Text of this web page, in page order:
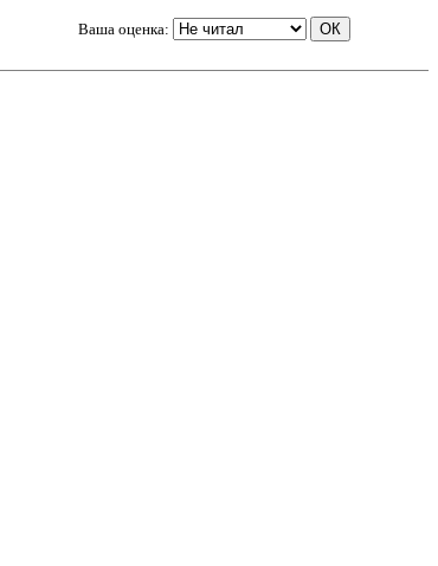
Ваша оценка: